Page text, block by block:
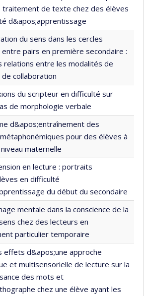
traitement de texte chez des élèves
d&apos;apprentissage
du sens dans les cercles
pairs en première secondaire :
relations entre les modalités de
collaboration
du scripteur en difficulté sur
de morphologie verbale
d&apos;entraînement des
pour des élèves à
maternelle
en lecture : portraits
en difficulté
du début du secondaire
mentale dans la conscience de la
chez des lecteurs en
particulier temporaire
effets d&apos;une approche
et multisensorielle de lecture sur la
des mots et
chez une élève ayant les